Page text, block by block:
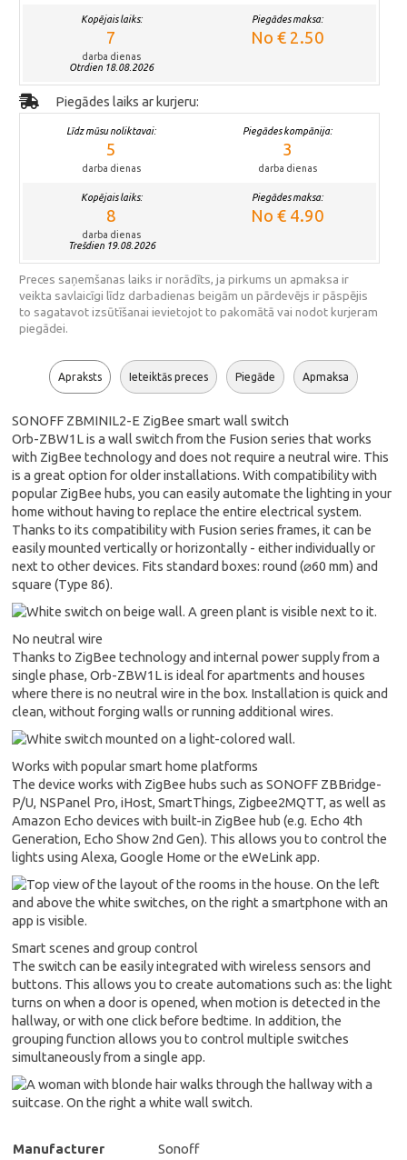
Kopējais laiks:
7
darba dienas
Otrdien 18.08.2026
Piegādes maksa:
No € 2.50
Piegādes laiks ar kurjeru:
Līdz mūsu noliktavai:
5
darba dienas
Piegādes kompānija:
3
darba dienas
Kopējais laiks:
8
darba dienas
Trešdien 19.08.2026
Piegādes maksa:
No € 4.90
Preces saņemšanas laiks ir norādīts, ja pirkums un apmaksa ir
veikta savlaicīgi līdz darbadienas beigām un pārdevējs ir pāspējis
to sagatavot izsūtīšanai ievietojot to pakomātā vai nodot kurjeram
piegādei.
Apraksts Ieteiktās preces Piegāde Apmaksa
SONOFF ZBMINIL2-E ZigBee smart wall switch
Orb-ZBW1L is a wall switch from the Fusion series that works
with ZigBee technology and does not require a neutral wire. This
is a great option for older installations. With compatibility with
popular ZigBee hubs, you can easily automate the lighting in your
home without having to replace the entire electrical system.
Thanks to its compatibility with Fusion series frames, it can be
easily mounted vertically or horizontally - either individually or
next to other devices. Fits standard boxes: round (⌀60 mm) and
square (Type 86).
No neutral wire
Thanks to ZigBee technology and internal power supply from a
single phase, Orb-ZBW1L is ideal for apartments and houses
where there is no neutral wire in the box. Installation is quick and
clean, without forging walls or running additional wires.
Works with popular smart home platforms
The device works with ZigBee hubs such as SONOFF ZBBridge-
P/U, NSPanel Pro, iHost, SmartThings, Zigbee2MQTT, as well as
Amazon Echo devices with built-in ZigBee hub (e.g. Echo 4th
Generation, Echo Show 2nd Gen). This allows you to control the
lights using Alexa, Google Home or the eWeLink app.
Smart scenes and group control
The switch can be easily integrated with wireless sensors and
buttons. This allows you to create automations such as: the light
turns on when a door is opened, when motion is detected in the
hallway, or with one click before bedtime. In addition, the
grouping function allows you to control multiple switches
simultaneously from a single app.
Manufacturer
Sonoff